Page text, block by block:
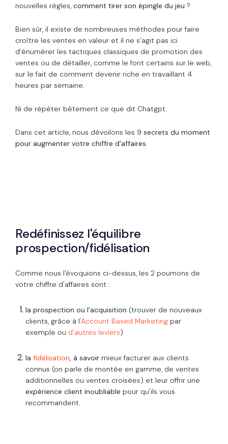
nouvelles règles, comment tirer son épingle du jeu ?
Bien sûr, il existe de nombreuses méthodes pour faire
croître les ventes en valeur et il ne s’agit pas ici
d’énumérer les tactiques classiques de promotion des
ventes ou de détailler, comme le font certains sur le web,
sur le fait de comment devenir riche en travaillant 4
heures par semaine.
Ni de répéter bêtement ce que dit Chatgpt.
Dans cet article, nous dévoilons les 9 secrets du moment
pour augmenter votre chiffre d'affaires.
Redéfinissez l'équilibre
prospection/fidélisation
Comme nous l'évoquions ci-dessus, les 2 poumons de
votre chiffre d'affaires sont :
la prospection ou l'acquisition (trouver de nouveaux
clients, grâce à l'Account Based Marketingpar
exemple ou d'autres leviers)
la fidélisation, à savoir mieux facturer aux clients
connus (on parle de montée en gamme, de ventes
additionnelles ou ventes croisées) et leur offrir une
expérience client inoubliable pour qu'ils vous
recommandent.